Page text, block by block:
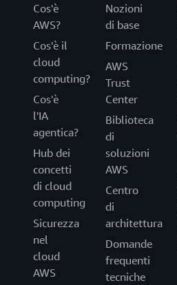
Cos'è
AWS?
Cos'è il
cloud
computing?
Cos'è
l'IA
agentica?
Hub dei
concetti
di cloud
computing
Sicurezza
nel
cloud
AWS
Nozioni
di base
Formazione
AWS
Trust
Center
Biblioteca
di
soluzioni
AWS
Centro
di
architettura
Domande
frequenti
tecniche